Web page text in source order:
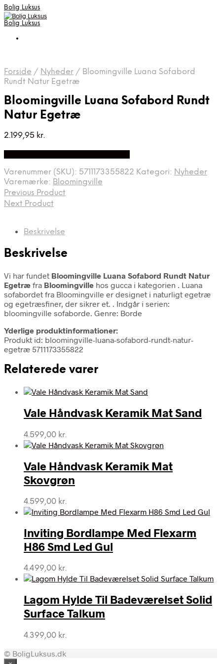
Bolig Luksus
Bolig Luksus
Forside / Nyheder / Bloomingville Luana Sofabord
Rundt Natur Egetræ
Bloomingville Luana Sofabord Rundt
Natur Egetræ
2.199,95 kr.
Varenummer (SKU): 5711173355822 Kategori: Nyheder
Varemærke: Bloomingville
Previous Product
Next Product
Beskrivelse
Beskrivelse
Vi har fundet Bloomingville Luana Sofabord Rundt Natur
Egetræ fra Bloomingville hos gucca i kategorien . Luana
sofabordet fra Bloomingville er designet i naturligt egetræ
og egetræsfiner, der sikrer et. . Indgår i serien:
bloomingville sofaborde. Genre: Borde
Yderlige produktinformationer:
Produkt id: bloomingville-luana-sofabord-rundt-natur-
egetræ 5711173355822
Relaterede varer
Vale Håndvask Keramik Mat Sand
4.599,00 kr.
Vale Håndvask Keramik Mat
Skovgrøn
4.599,00 kr.
Inviting Bordlampe Med Flexarm
H86 Smd Led Gul
4.499,00 kr.
Lagom Hylde Til Badeværelset Solid
Surface Talkum
4.399,00 kr.
© BoligLuksus.dk